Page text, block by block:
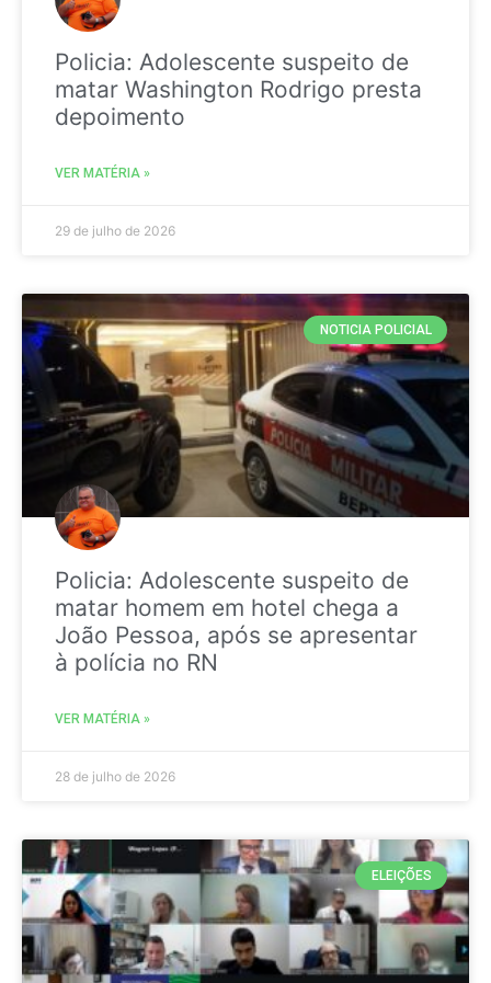
Policia: Adolescente suspeito de
matar Washington Rodrigo presta
depoimento
VER MATÉRIA »
29 de julho de 2026
NOTICIA POLICIAL
Policia: Adolescente suspeito de
matar homem em hotel chega a
João Pessoa, após se apresentar
à polícia no RN
VER MATÉRIA »
28 de julho de 2026
ELEIÇÕES